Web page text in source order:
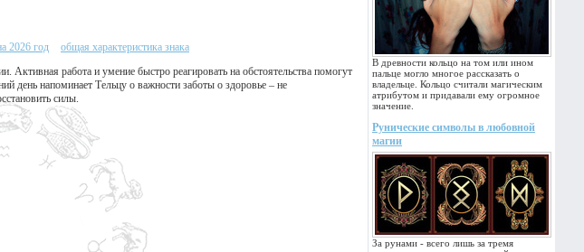
В древности кольцо на том или ином
пальце могло многое рассказать о
владельце. Кольцо считали магическим
атрибутом и придавали ему огромное
значение.
Рунические символы в любовной
магии
За рунами - всего лишь за тремя
2026 год
общая характеристика знака
Активная работа и умение быстро реагировать на обстоятельства помогут
день напоминает Тельцу о важности заботы о здоровье – не
силы.